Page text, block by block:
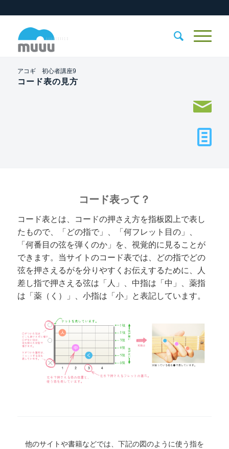
アコギ 初心者講座9
コード表の見方
コード表って？
コード表とは、コードの押さえ方を指板図上で表し
たもので、「どの指で」、「何フレット目の」、
「何番目の弦を弾くのか」を、視覚的に見ることが
できます。当サイトのコード表では、どの指でどの
弦を押さえるがを分りやすくお伝えするために、人
差し指で押さえる弦は「人」、中指は「中」、薬指
は「薬（く）」、小指は「小」と表記しています。
他のサイトや書籍などでは、下記の図のように使う指を